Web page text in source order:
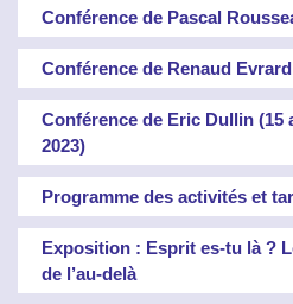
Conférence de Pascal
Conférence de Renaud
Conférence de Eric Dullin (15
2023)
Programme des activités et
Exposition : Esprit es-tu là ?
de l’au-delà